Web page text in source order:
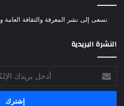
نسعى إلى نشر المعرفة والثقافة العامة
النشرة البريدية